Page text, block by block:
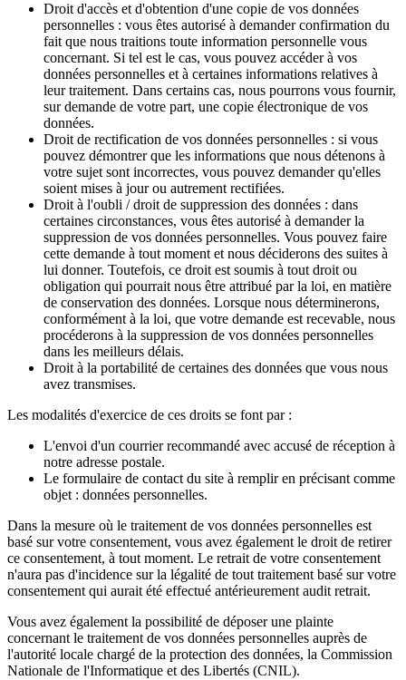
Droit d'accès et d'obtention d'une copie de vos données
personnelles : vous êtes autorisé à demander confirmation du
fait que nous traitions toute information personnelle vous
concernant. Si tel est le cas, vous pouvez accéder à vos
données personnelles et à certaines informations relatives à
leur traitement. Dans certains cas, nous pourrons vous fournir,
sur demande de votre part, une copie électronique de vos
données.
Droit de rectification de vos données personnelles : si vous
pouvez démontrer que les informations que nous détenons à
votre sujet sont incorrectes, vous pouvez demander qu'elles
soient mises à jour ou autrement rectifiées.
Droit à l'oubli / droit de suppression des données : dans
certaines circonstances, vous êtes autorisé à demander la
suppression de vos données personnelles. Vous pouvez faire
cette demande à tout moment et nous déciderons des suites à
lui donner. Toutefois, ce droit est soumis à tout droit ou
obligation qui pourrait nous être attribué par la loi, en matière
de conservation des données. Lorsque nous déterminerons,
conformément à la loi, que votre demande est recevable, nous
procéderons à la suppression de vos données personnelles
dans les meilleurs délais.
Droit à la portabilité de certaines des données que vous nous
avez transmises.
Les modalités d'exercice de ces droits se font par :
L'envoi d'un courrier recommandé avec accusé de réception à
notre adresse postale.
Le formulaire de contact du site à remplir en précisant comme
objet : données personnelles.
Dans la mesure où le traitement de vos données personnelles est
basé sur votre consentement, vous avez également le droit de retirer
ce consentement, à tout moment. Le retrait de votre consentement
n'aura pas d'incidence sur la légalité de tout traitement basé sur votre
consentement qui aurait été effectué antérieurement audit retrait.
Vous avez également la possibilité de déposer une plainte
concernant le traitement de vos données personnelles auprès de
l'autorité locale chargé de la protection des données, la Commission
Nationale de l'Informatique et des Libertés (CNIL).